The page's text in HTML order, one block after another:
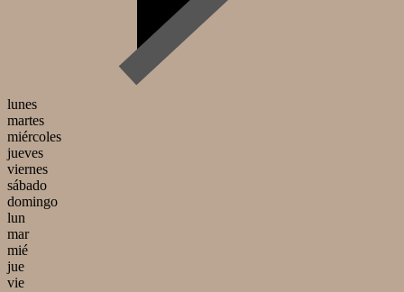
lunes
martes
miércoles
jueves
viernes
sábado
domingo
lun
mar
mié
jue
vie